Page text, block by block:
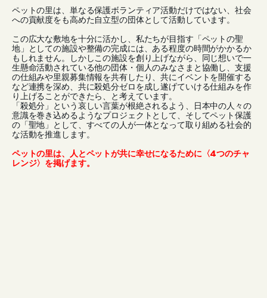
ペットの里は、単なる保護ボランティア活動だけではない、社会
への貢献度をも高めた自立型の団体として活動しています。
この広大な敷地を十分に活かし、私たちが目指す「ペットの聖
地」としての施設や整備の完成には、ある程度の時間がかかるか
もしれません。しかしこの施設を創り上げながら、同じ想いで一
生懸命活動されている他の団体・個人のみなさまと協働し、支援
の仕組みや里親募集情報を共有したり、共にイベントを開催する
など連携を深め、共に殺処分ゼロを成し遂げていける仕組みを作
り上げることができたら、と考えています。
「殺処分」という哀しい言葉が根絶されるよう、日本中の人々の
意識を巻き込めるようなプロジェクトとして、そしてペット保護
の「聖地」として、すべての人が一体となって取り組める社会的
な活動を推進します。
ペットの里は、人とペットが共に幸せになるために〈4つのチャ
レンジ〉を掲げます。